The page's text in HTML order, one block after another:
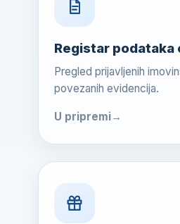
Registar podataka
Pregled prijavljenih
povezanih evidencija.
U pripremi